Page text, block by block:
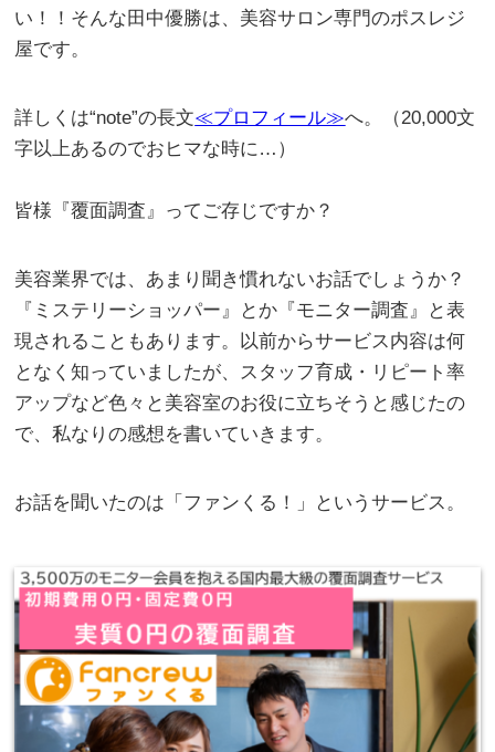
い！！そんな田中優勝は、美容サロン専門のポスレジ
屋です。
詳しくは“note”の長文≪プロフィール≫へ。（20,000文
字以上あるのでおヒマな時に…）
皆様『覆面調査』ってご存じですか？
美容業界では、あまり聞き慣れないお話でしょうか？
『ミステリーショッパー』とか『モニター調査』と表
現されることもあります。以前からサービス内容は何
となく知っていましたが、スタッフ育成・リピート率
アップなど色々と美容室のお役に立ちそうと感じたの
で、私なりの感想を書いていきます。
お話を聞いたのは「ファンくる！」というサービス。